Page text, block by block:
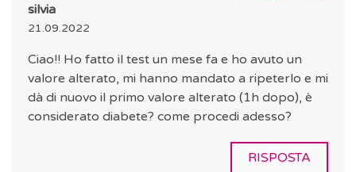
silvia
21.09.2022
Ciao!! Ho fatto il test un mese fa e ho avuto un
valore alterato, mi hanno mandato a ripeterlo e mi
dà di nuovo il primo valore alterato (1h dopo), è
considerato diabete? come procedi adesso?
RISPOSTA